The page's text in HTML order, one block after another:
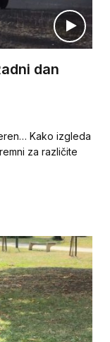
dan
Kako izgleda
za različite